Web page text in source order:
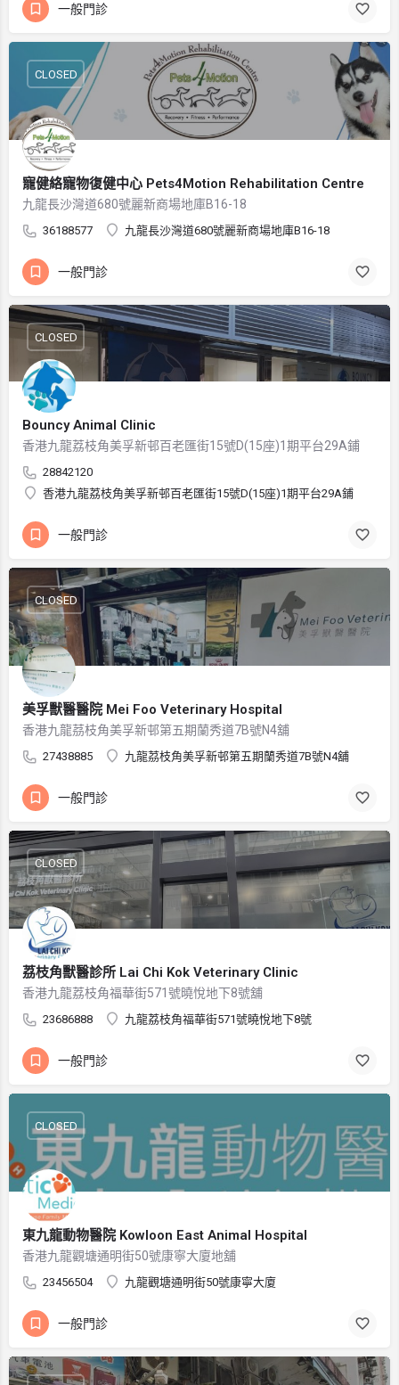
一般門診
寵健絡寵物復健中心 Pets4Motion Rehabilitation Centre
九龍長沙灣道680號麗新商場地庫B16-18
36188577 九龍長沙灣道680號麗新商場地庫B16-18
CLOSED
一般門診
Bouncy Animal Clinic
香港九龍荔枝角美孚新邨百老匯街15號D(15座)1期平台29A鋪
28842120
香港九龍荔枝角美孚新邨百老匯街15號D(15座)1期平台29A鋪
CLOSED
一般門診
美孚獸醫醫院 Mei Foo Veterinary Hospital
香港九龍茘枝角美孚新邨第五期蘭秀道7B號N4舖
27438885 九龍茘枝角美孚新邨第五期蘭秀道7B號N4舖
CLOSED
一般門診
荔枝角獸醫診所 Lai Chi Kok Veterinary Clinic
香港九龍荔枝角福華街571號曉悅地下8號舖
23686888 九龍荔枝角福華街571號曉悅地下8號
CLOSED
一般門診
東九龍動物醫院 Kowloon East Animal Hospital
香港九龍觀塘通明街50號康寧大廈地舖
23456504 九龍觀塘通明街50號康寧大廈
CLOSED
一般門診